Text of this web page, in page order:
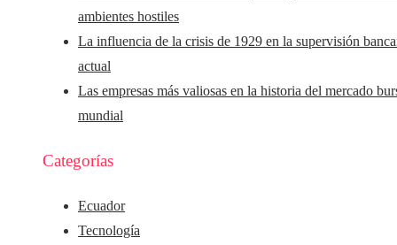
ambientes hostiles
La influencia de la crisis de 1929 en la supervisión
actual
Las empresas más valiosas en la historia del mercado
mundial
Categorías
Ecuador
Tecnología